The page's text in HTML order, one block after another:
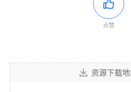
点赞
资源下载